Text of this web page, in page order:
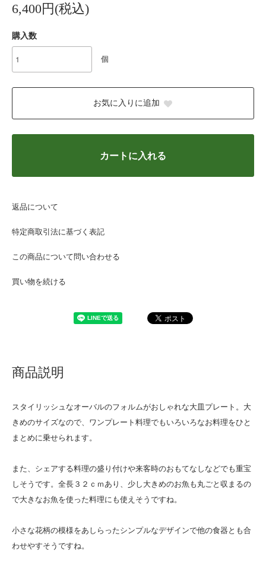
6,400円(税込)
購入数
個
お気に入りに追加
カートに入れる
返品について
特定商取引法に基づく表記
この商品について問い合わせる
買い物を続ける
商品説明
スタイリッシュなオーバルのフォルムがおしゃれな大皿プレート。大
きめのサイズなので、ワンプレート料理でもいろいろなお料理をひと
まとめに乗せられます。
また、シェアする料理の盛り付けや来客時のおもてなしなどでも重宝
しそうです。全長３２ｃｍあり、少し大きめのお魚も丸ごと収まるの
で大きなお魚を使った料理にも使えそうですね。
小さな花柄の模様をあしらったシンプルなデザインで他の食器とも合
わせやすそうですね。